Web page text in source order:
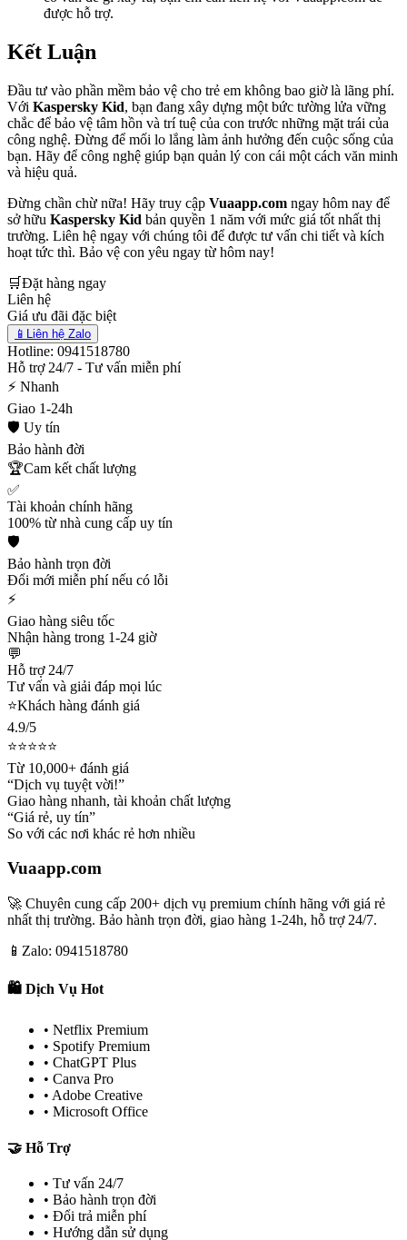
được hỗ trợ.
Kết Luận
Đầu tư vào phần mềm bảo vệ cho trẻ em không bao giờ là lãng phí.
Với Kaspersky Kid, bạn đang xây dựng một bức tường lửa vững
chắc để bảo vệ tâm hồn và trí tuệ của con trước những mặt trái của
công nghệ. Đừng để mối lo lắng làm ảnh hưởng đến cuộc sống của
bạn. Hãy để công nghệ giúp bạn quản lý con cái một cách văn minh
và hiệu quả.
Đừng chần chừ nữa! Hãy truy cập Vuaapp.com ngay hôm nay để
sở hữu Kaspersky Kid bản quyền 1 năm với mức giá tốt nhất thị
trường. Liên hệ ngay với chúng tôi để được tư vấn chi tiết và kích
hoạt tức thì. Bảo vệ con yêu ngay từ hôm nay!
🛒Đặt hàng ngay
Liên hệ
Giá ưu đãi đặc biệt
📱 Liên hệ Zalo
Hotline: 0941518780
Hỗ trợ 24/7 - Tư vấn miễn phí
⚡ Nhanh
Giao 1-24h
🛡️ Uy tín
Bảo hành đời
🏆Cam kết chất lượng
✅
Tài khoản chính hãng
100% từ nhà cung cấp uy tín
🛡️
Bảo hành trọn đời
Đổi mới miễn phí nếu có lỗi
⚡
Giao hàng siêu tốc
Nhận hàng trong 1-24 giờ
💬
Hỗ trợ 24/7
Tư vấn và giải đáp mọi lúc
⭐Khách hàng đánh giá
4.9/5
⭐⭐⭐⭐⭐
Từ 10,000+ đánh giá
“Dịch vụ tuyệt vời!”
Giao hàng nhanh, tài khoản chất lượng
“Giá rẻ, uy tín”
So với các nơi khác rẻ hơn nhiều
Vuaapp.com
🚀 Chuyên cung cấp 200+ dịch vụ premium chính hãng với giá rẻ
nhất thị trường. Bảo hành trọn đời, giao hàng 1-24h, hỗ trợ 24/7.
📱 Zalo: 0941518780
🛍️ Dịch Vụ Hot
• Netflix Premium
• Spotify Premium
• ChatGPT Plus
• Canva Pro
• Adobe Creative
• Microsoft Office
🤝 Hỗ Trợ
• Tư vấn 24/7
• Bảo hành trọn đời
• Đổi trả miễn phí
• Hướng dẫn sử dụng